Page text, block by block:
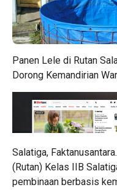
Panen Lele di Rutan
Dorong Kemandirian
Salatiga,
(Rutan) Kelas IIB
pembinaan berbasis